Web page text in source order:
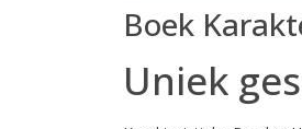
Boek
Uniek